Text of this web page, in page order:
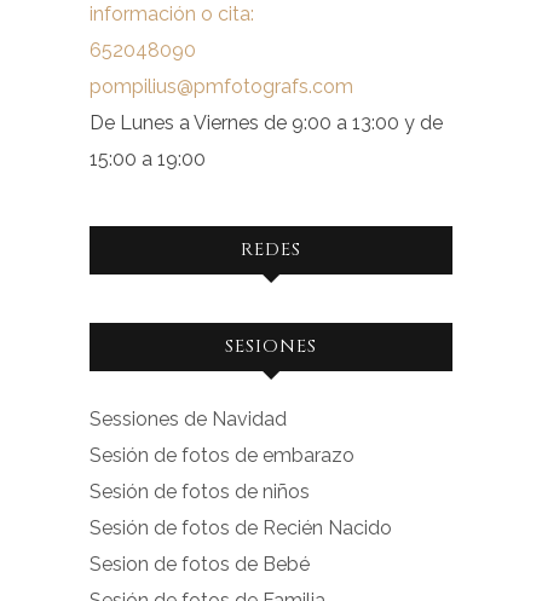
información o cita:
652048090
pompilius@pmfotografs.com
De Lunes a Viernes de 9:00 a 13:00 y de
15:00 a 19:00
REDES
Ver
facebook.com
en
Facebook
Ver
instagram.com
en
Instagram
SESIONES
Sessiones de Navidad
Sesión de fotos de embarazo
Sesión de fotos de niños
Sesión de fotos de Recién Nacido
Sesion de fotos de Bebé